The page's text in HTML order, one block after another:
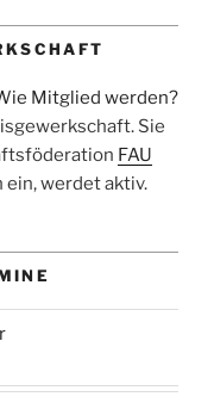
Sie
FAU
werdet aktiv.